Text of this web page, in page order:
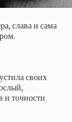
слава и сама
своих
и точности